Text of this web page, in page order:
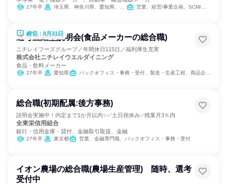
27年卒 埼玉県、神奈川県、愛知県、三重県 営業、経営/事業企画、SCM/生産管理/購買/物流、経理/税務/財務、人事、総務、法務/知財
締切：8月31日
選考直結型説明会(食品メーカーの総合職)
ニチレイフーズグループ／年間休日115日／福利厚生充実
株式会社ニチレイウエルダイニング
食品・飲料メーカー
27年卒 愛知県 バックオフィス・事務・受付、製造・生産工程、商品企画、経理/税務/財務、人事、総務、法務/知財、建築/土木/プラント専門職
総合職(初期配属:後方事務)
説明会実施中！内定まで1か月以内✨✅土日祝休み✅残業月3ｈ内
全東栄信用組合
銀行・信用金庫・貸付、金融取引取扱、金融
27年卒 東京都 営業、金融専門職、バックオフィス・事務・受付
イオン農場の総合職(農場生産管理) 随時、選考
受付中